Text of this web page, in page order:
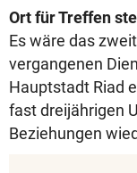
Ort für Treffen
Es wäre das
vergangenen
Hauptstadt Riad
fast dreijährigen
Beziehungen